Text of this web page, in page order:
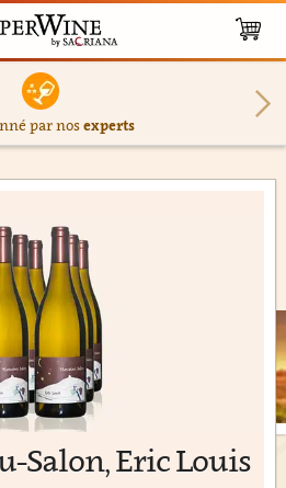
par nosexperts
Salon, Eric Louis